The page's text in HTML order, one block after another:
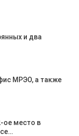
и два
МРЭО, а также
ое место в